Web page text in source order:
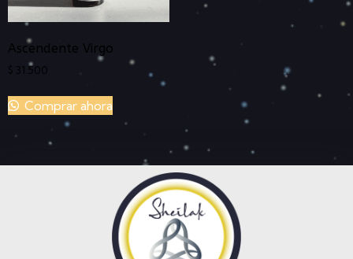
Ascendente Virgo
$ 31.500
Comprar ahora